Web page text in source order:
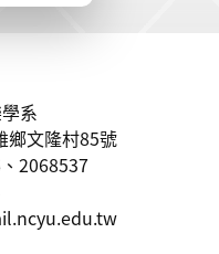
系
鄉文隆村85號
2068537